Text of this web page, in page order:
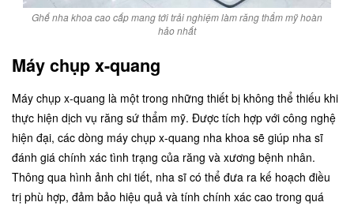
Ghế nha khoa cao cấp mang tới trải nghiệm làm răng thẩm mỹ hoàn
hảo nhất
Máy chụp x-quang
Máy chụp x-quang là một trong những thiết bị không thể thiếu khi
thực hiện dịch vụ răng sứ thẩm mỹ. Được tích hợp với công nghệ
hiện đại, các dòng máy chụp x-quang nha khoa sẽ giúp nha sĩ
đánh giá chính xác tình trạng của răng và xương bệnh nhân.
Thông qua hình ảnh chi tiết, nha sĩ có thể đưa ra kế hoạch điều
trị phù hợp, đảm bảo hiệu quả và tính chính xác cao trong quá